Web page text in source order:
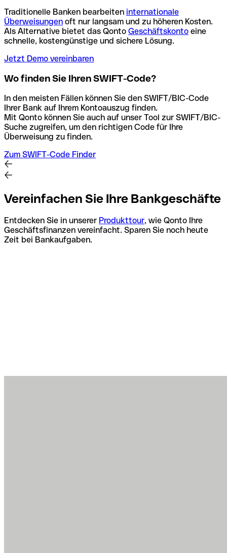
Traditionelle Banken bearbeiten internationale
Überweisungen oft nur langsam und zu höheren Kosten.
Als Alternative bietet das Qonto Geschäftskonto eine
schnelle, kostengünstige und sichere Lösung.
Jetzt Demo vereinbaren
Wo finden Sie Ihren SWIFT-Code?
In den meisten Fällen können Sie den SWIFT/BIC-Code
Ihrer Bank auf Ihrem Kontoauszug finden.
Mit Qonto können Sie auch auf unser Tool zur SWIFT/BIC-
Suche zugreifen, um den richtigen Code für Ihre
Überweisung zu finden.
Zum SWIFT-Code Finder
Vereinfachen Sie Ihre Bankgeschäfte
Entdecken Sie in unserer Produkttour, wie Qonto Ihre
Geschäftsfinanzen vereinfacht. Sparen Sie noch heute
Zeit bei Bankaufgaben.